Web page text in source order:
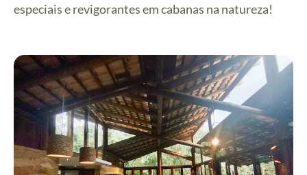
especiais e revigorantes em cabanas na natureza!